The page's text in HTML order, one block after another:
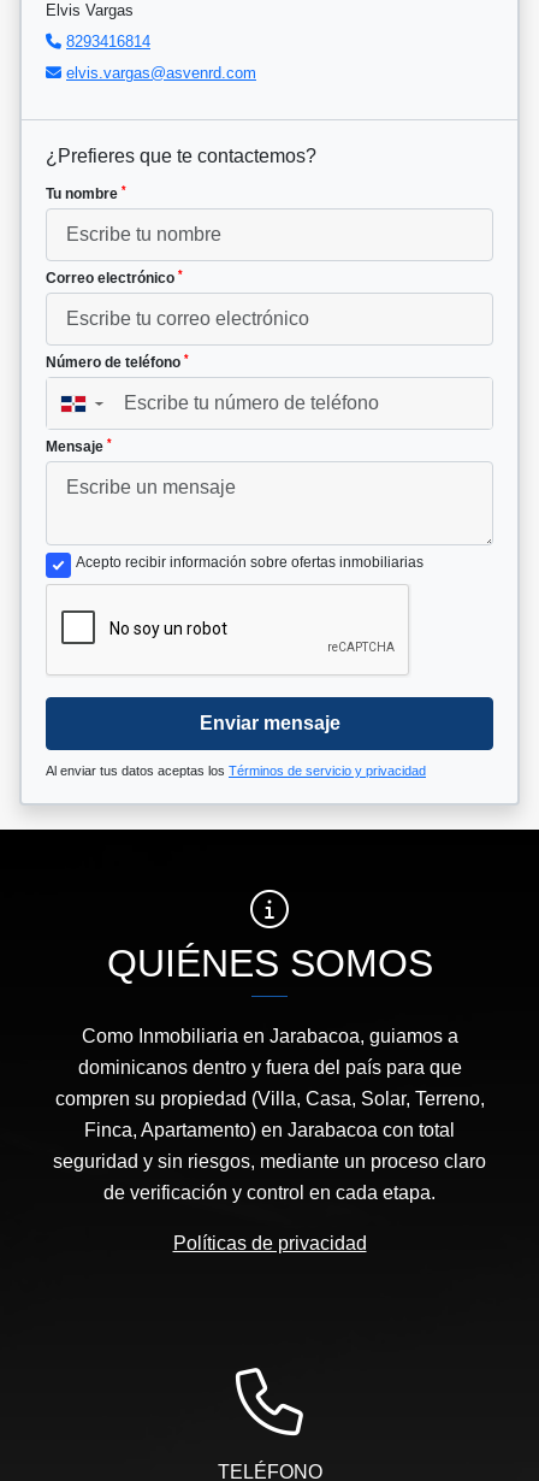
Elvis Vargas
8293416814
elvis.vargas@asvenrd.com
¿Prefieres que te contactemos?
Tu nombre *
Correo electrónico *
Número de teléfono *
▼
Mensaje *
Acepto recibir información sobre ofertas inmobiliarias
Enviar mensaje
Al enviar tus datos aceptas los Términos de servicio y privacidad
QUIÉNES SOMOS
Como Inmobiliaria en Jarabacoa, guiamos a
dominicanos dentro y fuera del país para que
compren su propiedad (Villa, Casa, Solar, Terreno,
Finca, Apartamento) en Jarabacoa con total
seguridad y sin riesgos, mediante un proceso claro
de verificación y control en cada etapa.
Políticas de privacidad
TELÉFONO